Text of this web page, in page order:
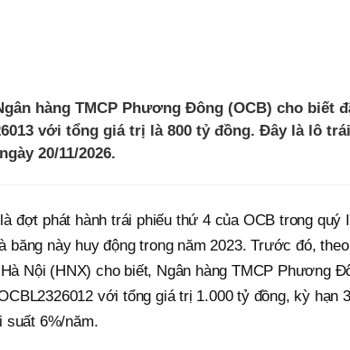
hàng TMCP Phương Đông (OCB) cho biết
với tổng giá trị là 800 tỷ đồng. Đây là lô
20/11/2026.
đợt phát hành trái phiếu thứ 4 của OCB trong quý
băng này huy động trong năm 2023. Trước đó,
Nội (HNX) cho biết, Ngân hàng TMCP Phương
với tổng giá trị 1.000 tỷ đồng, kỳ hạn
suất 6%/năm.